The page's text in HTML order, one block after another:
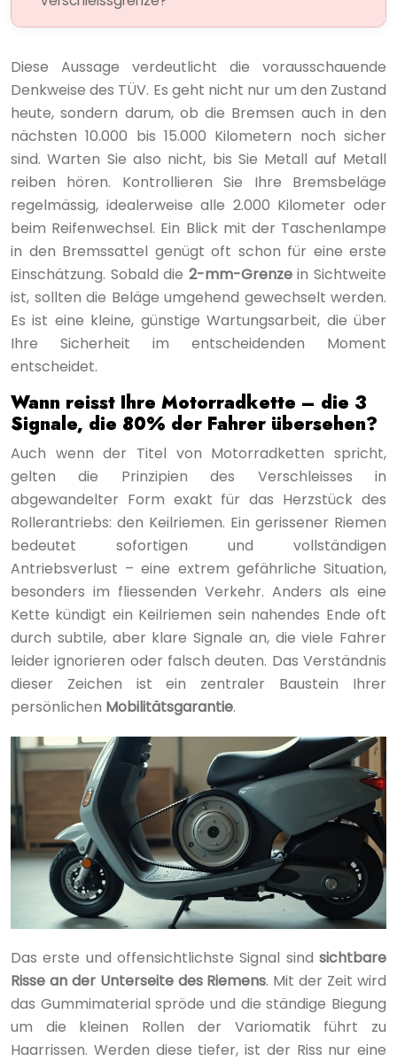
Diese Aussage verdeutlicht die vorausschauende
Denkweise des TÜV. Es geht nicht nur um den Zustand
heute, sondern darum, ob die Bremsen auch in den
nächsten 10.000 bis 15.000 Kilometern noch sicher
sind. Warten Sie also nicht, bis Sie Metall auf Metall
reiben hören. Kontrollieren Sie Ihre Bremsbeläge
regelmässig, idealerweise alle 2.000 Kilometer oder
beim Reifenwechsel. Ein Blick mit der Taschenlampe
in den Bremssattel genügt oft schon für eine erste
Einschätzung. Sobald die 2-mm-Grenzein Sichtweite
ist, sollten die Beläge umgehend gewechselt werden.
Es ist eine kleine, günstige Wartungsarbeit, die über
Ihre Sicherheit im entscheidenden Moment
entscheidet.
Wann reisst Ihre Motorradkette – die 3
Signale, die 80% der Fahrer übersehen?
Auch wenn der Titel von Motorradketten spricht,
gelten die Prinzipien des Verschleisses in
abgewandelter Form exakt für das Herzstück des
Rollerantriebs: den Keilriemen. Ein gerissener Riemen
bedeutet sofortigen und vollständigen
Antriebsverlust – eine extrem gefährliche Situation,
besonders im fliessenden Verkehr. Anders als eine
Kette kündigt ein Keilriemen sein nahendes Ende oft
durch subtile, aber klare Signale an, die viele Fahrer
leider ignorieren oder falsch deuten. Das Verständnis
dieser Zeichen ist ein zentraler Baustein Ihrer
persönlichen Mobilitätsgarantie.
Das erste und offensichtlichste Signal sind sichtbare
Risse an der Unterseite des Riemens. Mit der Zeit wird
das Gummimaterial spröde und die ständige Biegung
um die kleinen Rollen der Variomatik führt zu
Haarrissen. Werden diese tiefer, ist der Riss nur eine